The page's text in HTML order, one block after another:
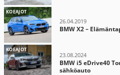
KOEAJOT
26.04.2019
BMW X2 –
KOEAJOT
23.08.2024
BMW i5 eDrive40
sähköauto